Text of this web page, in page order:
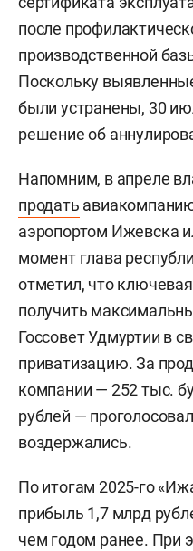
после
производственной
Поскольку
были устранены, 30
решение об
Напомним, в апреле
продать
аэропортом Ижевска
момент глава
отметил, что
получить
Госсовет Удмуртии в
приватизацию. За
компании — 252 тыс.
рублей —
воздержались.
По итогам 2025-го
прибыль 1,7 млрд
чем годом ранее. При